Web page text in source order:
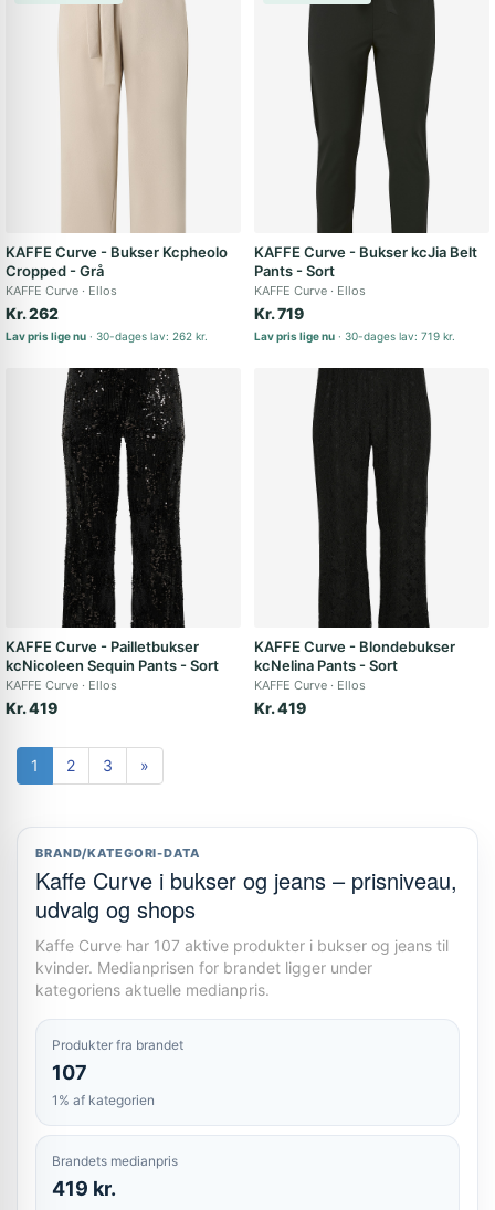
KAFFE Curve - Bukser Kcpheolo
Cropped - Grå
KAFFE Curve Ellos
Kr. 262
Lav pris lige nu 30-dages lav: 262 kr.
KAFFE Curve - Bukser kcJia Belt
Pants - Sort
KAFFE Curve Ellos
Kr. 719
Lav pris lige nu 30-dages lav: 719 kr.
KAFFE Curve - Pailletbukser
kcNicoleen Sequin Pants - Sort
KAFFE Curve Ellos
Kr. 419
KAFFE Curve - Blondebukser
kcNelina Pants - Sort
KAFFE Curve Ellos
Kr. 419
1 2 3 »
BRAND/KATEGORI-DATA
Kaffe Curve i bukser og jeans – prisniveau,
udvalg og shops
Kaffe Curve har 107 aktive produkter i bukser og jeans til
kvinder. Medianprisen for brandet ligger under
kategoriens aktuelle medianpris.
Produkter fra brandet
107
1% af kategorien
Brandets medianpris
419 kr.